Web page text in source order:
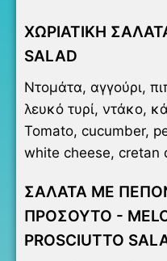
ΧΩΡΙΑΤΙΚΗ
SALAD
Ντομάτα, αγγούρι,
λευκό τυρί, ντάκο,
Tomato, cucumber,
white cheese, cretan
ΣΑΛΑΤΑ ΜΕ
ΠΡΟΣΟΥΤΟ -
PROSCIUTTO